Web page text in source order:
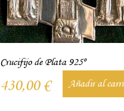
Crucifijo de Plata 925º
430,00 € Añadir al